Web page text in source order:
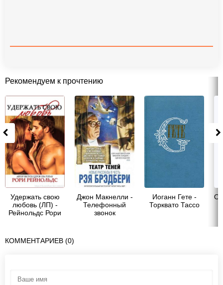
Рекомендуем к прочтению
Удержать свою
любовь (ЛП) -
Рейнольдс Рори
Джон Макнелли -
Телефонный
звонок
Иоганн Гете -
Торквато Тассо
КОММЕНТАРИЕВ (0)